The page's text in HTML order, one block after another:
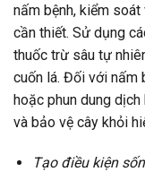
nấm bệnh, kiểm
cần thiết. Sử dụng
thuốc trừ sâu tự
cuốn lá. Đối với nấm
hoặc phun dung
và bảo vệ cây khỏi
Tạo điều kiện